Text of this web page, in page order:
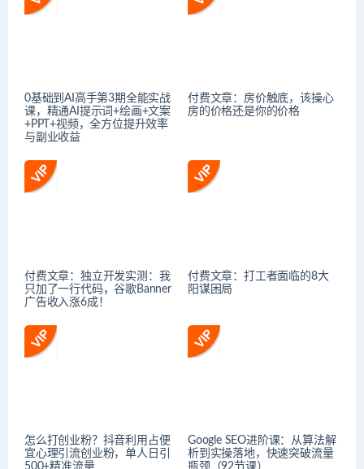
0基础到AI高手第3期全能实战
课，精通AI提示词+绘画+文案
+PPT+视频，全方位提升效率
与副业收益
付费文章：房价触底，该操心
房的价格还是你的价格
付费文章：独立开发实测：我
只加了一行代码，谷歌Banner
广告收入涨6成！
付费文章：打工者面临的8大
阳谋困局
怎么打创业粉？抖音利用占便
宜心理引流创业粉，单人日引
Google SEO进阶课：从算法解
析到实操落地，快速突破流量